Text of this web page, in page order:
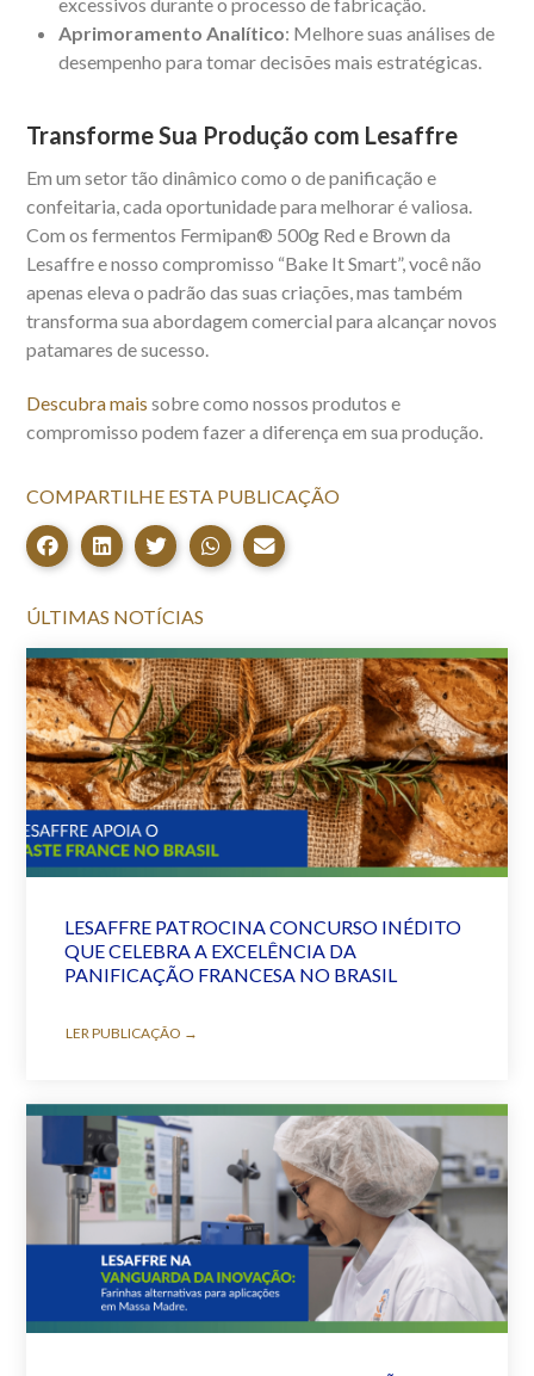
excessivos durante o processo de fabricação.
Aprimoramento Analítico: Melhore suas análises de
desempenho para tomar decisões mais estratégicas.
Transforme Sua Produção com Lesaffre
Em um setor tão dinâmico como o de panificação e
confeitaria, cada oportunidade para melhorar é valiosa.
Com os fermentos Fermipan® 500g Red e Brown da
Lesaffre e nosso compromisso “Bake It Smart”, você não
apenas eleva o padrão das suas criações, mas também
transforma sua abordagem comercial para alcançar novos
patamares de sucesso.
Descubra mais sobre como nossos produtos e
compromisso podem fazer a diferença em sua produção.
COMPARTILHE ESTA PUBLICAÇÃO
ÚLTIMAS NOTÍCIAS
LESAFFRE PATROCINA CONCURSO INÉDITO
QUE CELEBRA A EXCELÊNCIA DA
PANIFICAÇÃO FRANCESA NO BRASIL
LER PUBLICAÇÃO →